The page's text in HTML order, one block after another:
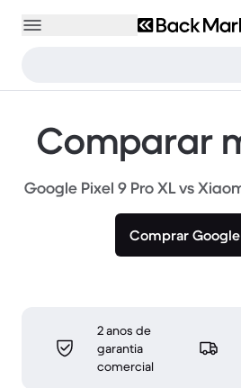
Comparar
Google Pixel 9 Pro XL vs
Comprar
2 anos de
garantia
comercial